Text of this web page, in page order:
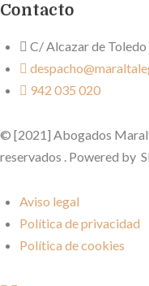
Contacto
C/ Alcazar de
942 035 020
© [2021] Abogados
reservados . Powered by
Aviso legal
Política de privacidad
Política de cookies